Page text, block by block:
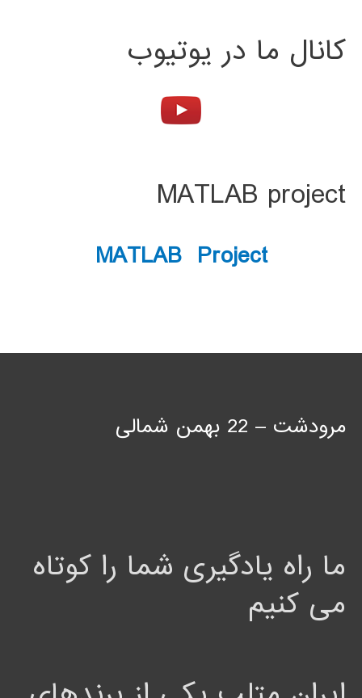
کانال ما در یوتیوب
MATLAB project
MATLAB Project
مرودشت – 22 بهمن شمالی
ما راه یادگیری شما را کوتاه
می کنیم